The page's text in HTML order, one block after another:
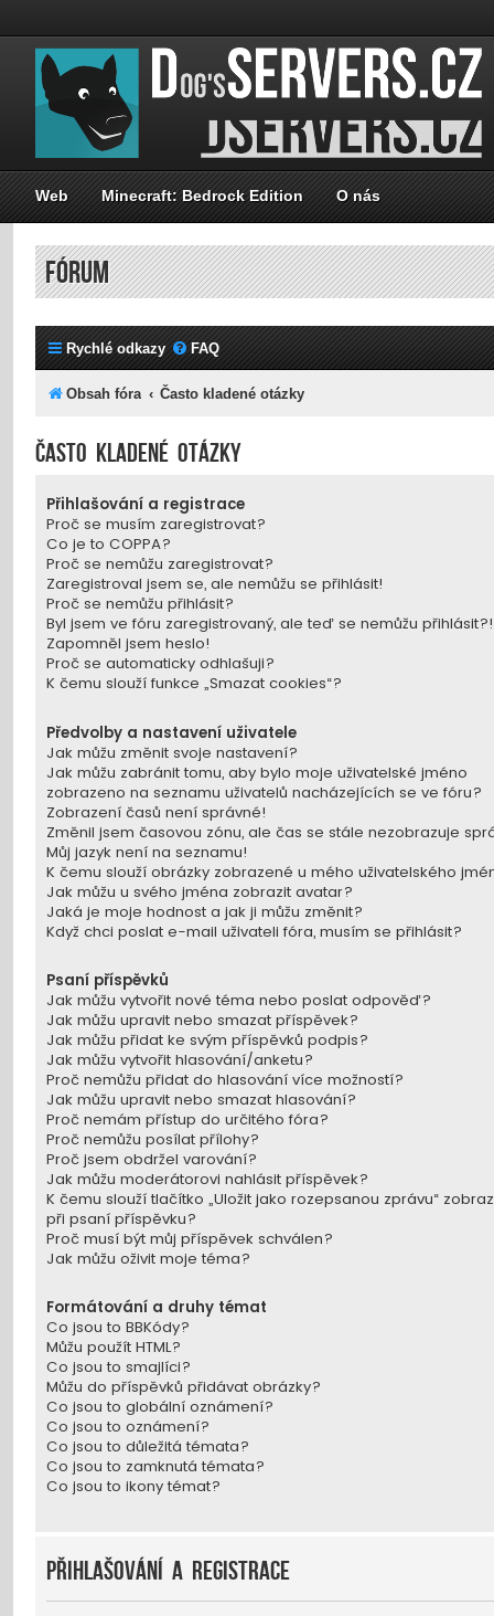
Web Minecraft: Bedrock Edition O nás
FÓRUM
Rychlé odkazy FAQ
Obsah fóra Často kladené otázky
Často kladené otázky
Přihlašování a registrace
Proč se musím zaregistrovat?
Co je to COPPA?
Proč se nemůžu zaregistrovat?
Zaregistroval jsem se, ale nemůžu se přihlásit!
Proč se nemůžu přihlásit?
Byl jsem ve fóru zaregistrovaný, ale teď se nemůžu přihlásit?!
Zapomněl jsem heslo!
Proč se automaticky odhlašuji?
K čemu slouží funkce „Smazat cookies“?
Předvolby a nastavení uživatele
Jak můžu změnit svoje nastavení?
Jak můžu zabránit tomu, aby bylo moje uživatelské jméno
zobrazeno na seznamu uživatelů nacházejících se ve fóru?
Zobrazení časů není správné!
Změnil jsem časovou zónu, ale čas se stále nezobrazuje
Můj jazyk není na seznamu!
K čemu slouží obrázky zobrazené u mého uživatelského
Jak můžu u svého jména zobrazit avatar?
Jaká je moje hodnost a jak ji můžu změnit?
Když chci poslat e-mail uživateli fóra, musím se přihlásit?
Psaní příspěvků
Jak můžu vytvořit nové téma nebo poslat odpověď?
Jak můžu upravit nebo smazat příspěvek?
Jak můžu přidat ke svým příspěvků podpis?
Jak můžu vytvořit hlasování/anketu?
Proč nemůžu přidat do hlasování více možností?
Jak můžu upravit nebo smazat hlasování?
Proč nemám přístup do určitého fóra?
Proč nemůžu posílat přílohy?
Proč jsem obdržel varování?
Jak můžu moderátorovi nahlásit příspěvek?
K čemu slouží tlačítko „Uložit jako rozepsanou zprávu“
při psaní příspěvku?
Proč musí být můj příspěvek schválen?
Jak můžu oživit moje téma?
Formátování a druhy témat
Co jsou to BBKódy?
Můžu použít HTML?
Co jsou to smajlíci?
Můžu do příspěvků přidávat obrázky?
Co jsou to globální oznámení?
Co jsou to oznámení?
Co jsou to důležitá témata?
Co jsou to zamknutá témata?
Co jsou to ikony témat?
Přihlašování a registrace